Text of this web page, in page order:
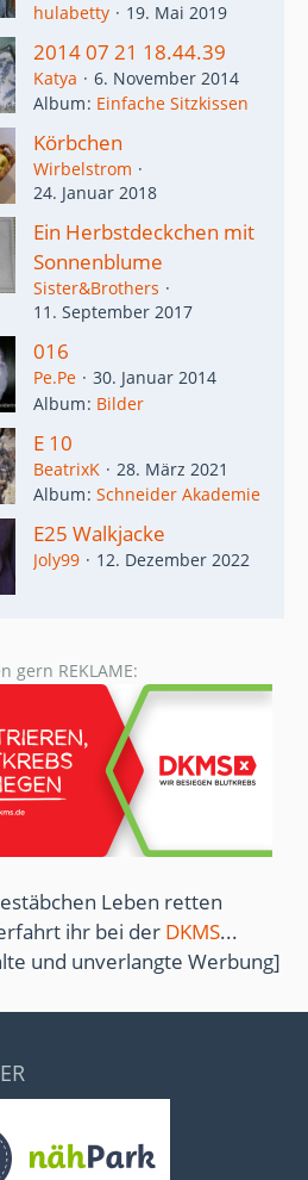
hulabetty 19. Mai 2019
2014 07 21 18.44.39
Katya
6. November 2014
Album Einfache Sitzkissen
Körbchen
Wirbelstrom
24. Januar 2018
Ein Herbstdeckchen mit
Sonnenblume
Sister&Brothers
11. September 2017
016
Pe.Pe
30. Januar 2014
Album Bilder
E 10
BeatrixK
28. März 2021
Album Schneider Akademie
E25 Walkjacke
Joly99 12. Dezember 2022
gern REKLAME:
Leben retten
ihr bei der DKMS...
und unverlangte Werbung]